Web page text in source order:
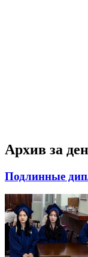
Архив за
Подлинные